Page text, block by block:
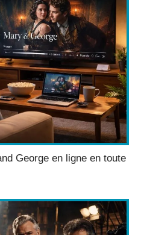
George en ligne en toute